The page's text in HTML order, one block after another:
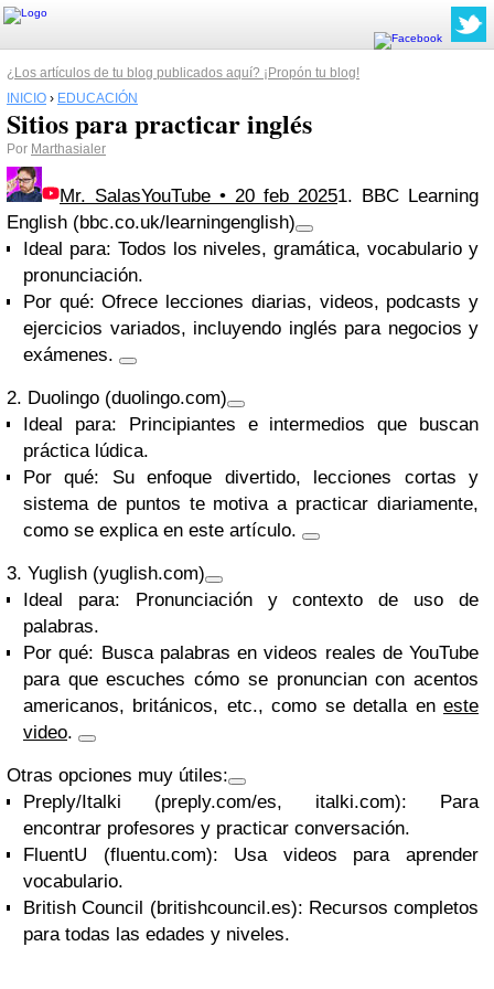
¿Los artículos de tu blog publicados aquí? ¡Propón tu blog!
INICIO › EDUCACIÓN
Sitios para practicar inglés
Por Marthasialer
Mr. SalasYouTube • 20 feb 20251. BBC Learning
English (bbc.co.uk/learningenglish)
Ideal para: Todos los niveles, gramática, vocabulario y
pronunciación.
Por qué: Ofrece lecciones diarias, videos, podcasts y
ejercicios variados, incluyendo inglés para negocios y
exámenes.
2. Duolingo (duolingo.com)
Ideal para: Principiantes e intermedios que buscan
práctica lúdica.
Por qué: Su enfoque divertido, lecciones cortas y
sistema de puntos te motiva a practicar diariamente,
como se explica en este artículo.
3. Yuglish (yuglish.com)
Ideal para: Pronunciación y contexto de uso de
palabras.
Por qué: Busca palabras en videos reales de YouTube
para que escuches cómo se pronuncian con acentos
americanos, británicos, etc., como se detalla en este
video.
Otras opciones muy útiles:
Preply/Italki (preply.com/es, italki.com): Para
encontrar profesores y practicar conversación.
FluentU (fluentu.com): Usa videos para aprender
vocabulario.
British Council (britishcouncil.es): Recursos completos
para todas las edades y niveles.